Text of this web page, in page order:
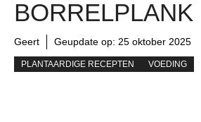
BORRELPLANK
Geert Geupdate op: 25 oktober 2025
PLANTAARDIGE RECEPTEN VOEDING